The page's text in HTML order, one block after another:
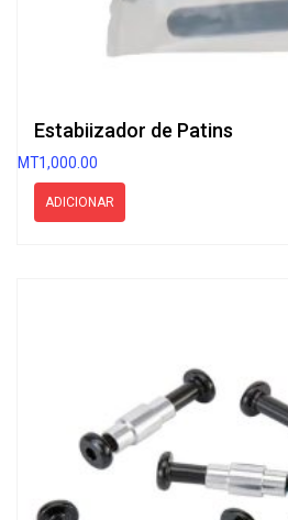
Estabiizador de Patins
MT1,000.00
ADICIONAR